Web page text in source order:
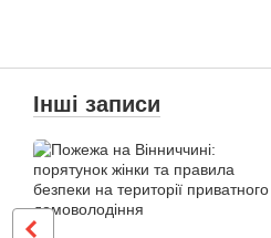
Інші записи